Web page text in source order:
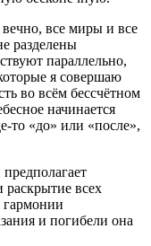
все миры и все
разделены
параллельно,
я совершаю
во всём бессчётном
начинается
то «до» или «после»,
всех
гармонии
и погибели она